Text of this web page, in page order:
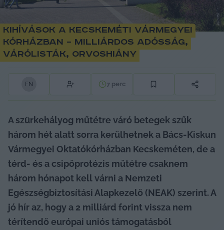
Kihívások a kecskeméti vármegyei
kórházban – milliárdos adósság,
várólisták, orvoshiány
FN 7 perc
A szürkehályog műtétre váró betegek szűk
három hét alatt sorra kerülhetnek a Bács-Kiskun
Vármegyei Oktatókórházban Kecskeméten, de a
térd- és a csipőprotézis műtétre csaknem
három hónapot kell várni a Nemzeti
Egészségbiztosítási Alapkezelő (NEAK) szerint. A
jó hír az, hogy a 2 milliárd forint vissza nem
térítendő európai uniós támogatásból